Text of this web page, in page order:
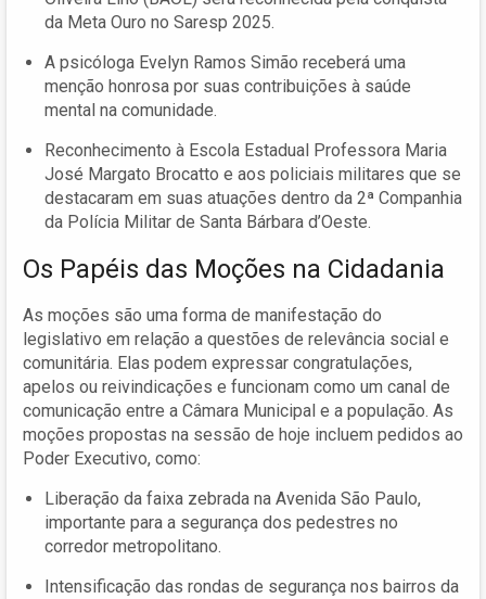
da Meta Ouro no Saresp 2025.
A psicóloga Evelyn Ramos Simão receberá uma
menção honrosa por suas contribuições à saúde
mental na comunidade.
Reconhecimento à Escola Estadual Professora Maria
José Margato Brocatto e aos policiais militares que se
destacaram em suas atuações dentro da 2ª Companhia
da Polícia Militar de Santa Bárbara d’Oeste.
Os Papéis das Moções na Cidadania
As moções são uma forma de manifestação do
legislativo em relação a questões de relevância social e
comunitária. Elas podem expressar congratulações,
apelos ou reivindicações e funcionam como um canal de
comunicação entre a Câmara Municipal e a população. As
moções propostas na sessão de hoje incluem pedidos ao
Poder Executivo, como:
Liberação da faixa zebrada na Avenida São Paulo,
importante para a segurança dos pedestres no
corredor metropolitano.
Intensificação das rondas de segurança nos bairros da